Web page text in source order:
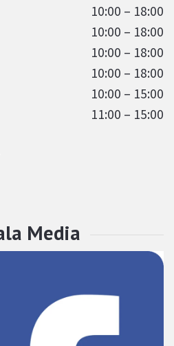
10:00 – 18:00
10:00 – 18:00
10:00 – 18:00
10:00 – 18:00
10:00 – 15:00
11:00 – 15:00